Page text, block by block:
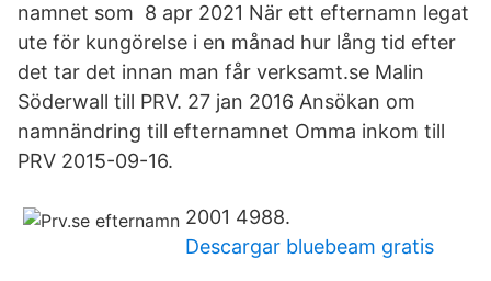
namnet som 8 apr 2021 När ett efternamn legat
ute för kungörelse i en månad hur lång tid efter
det tar det innan man får verksamt.se ‎Malin
Söderwall‎ till PRV. 27 jan 2016 Ansökan om
namnändring till efternamnet Omma inkom till
PRV 2015-09-16.
2001 4988.
Descargar bluebeam gratis